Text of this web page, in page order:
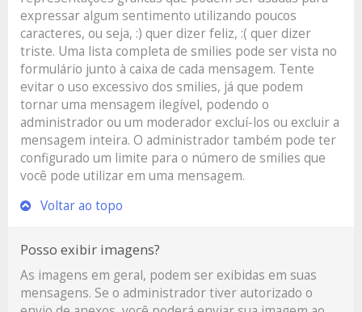
expressar algum sentimento utilizando poucos
caracteres, ou seja, :) quer dizer feliz, :( quer dizer
triste. Uma lista completa de smilies pode ser vista no
formulário junto à caixa de cada mensagem. Tente
evitar o uso excessivo dos smilies, já que podem
tornar uma mensagem ilegível, podendo o
administrador ou um moderador excluí-los ou excluir a
mensagem inteira. O administrador também pode ter
configurado um limite para o número de smilies que
você pode utilizar em uma mensagem.
Voltar ao topo
Posso exibir imagens?
As imagens em geral, podem ser exibidas em suas
mensagens. Se o administrador tiver autorizado o